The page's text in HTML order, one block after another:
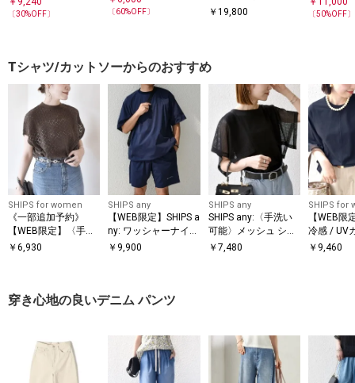
クス
〔30%OFF〕 〔 60%OFF〕
ー）
￥ 19,800
ク デニム
〔50%OFF〕
Tシャツ/カットソーからのおすすめ
SHIPS for women
《一部追加予約》
【WEB限定】〈手洗
い可能〉アイレット
￥ 6,930
SHIPS any
【WEB限定】SHIPS a
ny: ワッシャーナイロ
ン スピンドル Tシャ
￥ 9,900
SHIPS any
SHIPS any:〈手洗い
可能〉メッシュ シア
ー ハンカチ スリーブ
￥ 7,480
SHIPS for
【WEB限
冷感 / UV
アー オー
￥ 9,460
穿き心地の良いデニム パンツ